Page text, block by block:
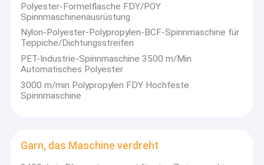
Polyester-Formelflasche FDY/POY
Spinnmaschinenausrüstung
Nylon-Polyester-Polypropylen-BCF-Spinnmaschine für
Teppiche/Dichtungsstreifen
PET-Industrie-Spinnmaschine 3500 m/Min
Automatisches Polyester
3000 m/min Polypropylen FDY Hochfeste
Spinnmaschine
Garn, das Maschine verdreht